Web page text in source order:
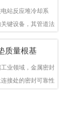
站反应堆冷却系
键设备，其管道法
公司深耕金属密封
BX系列高压环垫等
装备抗辐照密封提
质量根基
业领域，金属密封
接处的密封可靠性